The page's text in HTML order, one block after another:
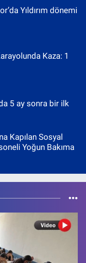
Yıldırım dönemi
Kaza: 1
5 ay sonra bir ilk
Kapılan Sosyal
Yoğun Bakıma